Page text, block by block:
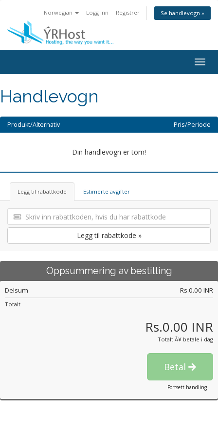
Norwegian Logg inn Registrer Se handlevogn »
Bytt
Handlevogn
Produkt/Alternativ Pris/Periode
Din handlevogn er tom!
Legg til rabattkode Estimerte avgifter
Legg til rabattkode »
Oppsummering av bestilling
Delsum Rs.0.00 INR
Totalt
Rs.0.00 INR
Totalt Ã¥ betale i dag
Betal
Fortsett handling